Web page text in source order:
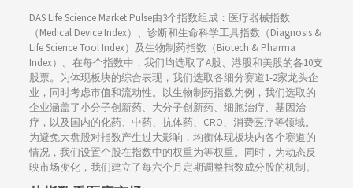
DAS Life Science Market Pulse由3个指数组成：医疗器械指数
（Medical Device Index）、诊断和生命科学工具指数（Diagnosis &
Life Science Tool Index）及生物制药指数（Biotech & Pharma
Index）。在每个指数中，我们均选取了A股、港股和美股的各10支
股票。为体现板块的综合表现，我们选取各细分赛道1-2家龙头企
业，同时考虑市值和流动性。以生物制药指数为例，我们选取的
企业涵盖了小分子创新药、大分子创新药、细胞治疗、基因治
疗，以及国内的化药、中药、抗体药、CRO、消费医疗等领域。
为避免大盘股对指数产生过大影响，均衡体现板块内各个赛道的
情况，我们设置个股在指数中的权重为等权重。同时，为动态反
映市场变化，我们建立了每六个月定期调整指数成分股的机制。